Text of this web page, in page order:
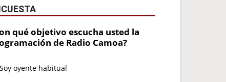
qué objetivo escucha usted la
de Radio Camoa?
Soy oyente habitual